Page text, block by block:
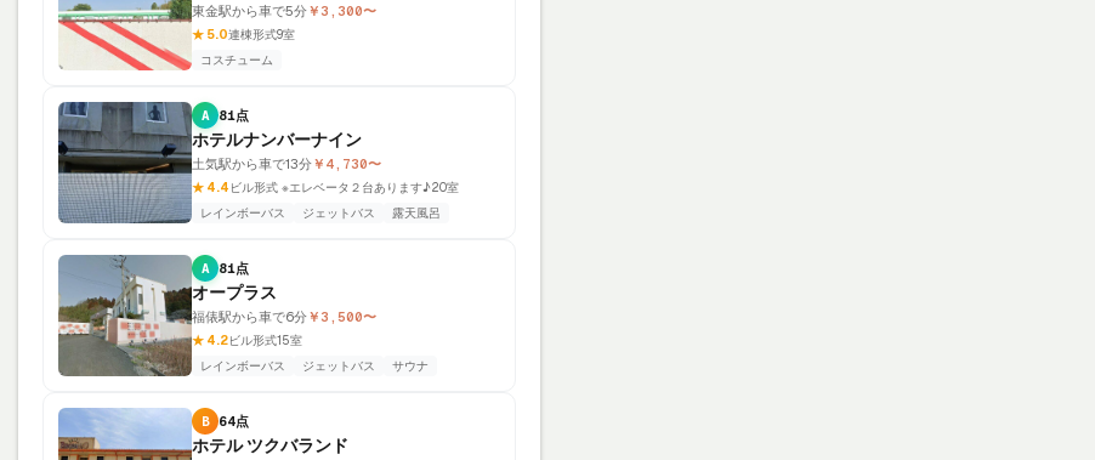
東金駅から車で5分￥3,300〜
★ 5.0連棟形式9室
コスチューム
A 81点
ホテルナンバーナイン
土気駅から車で13分￥4,730〜
★ 4.4 ビル形式 ※エレベータ２台あります♪20室
レインボーバス
ジェットバス 露天風呂
A 81点
オープラス
福俵駅から車で6分￥3,500〜
★ 4.2ビル形式15室
レインボーバス
ジェットバス サウナ
B 64点
ホテル ツクバランド